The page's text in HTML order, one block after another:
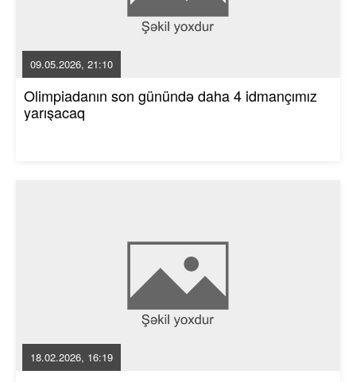
09.05.2026, 21:10
Olimpiadanın son günündə daha 4 idmançımız
yarışacaq
18.02.2026, 16:19